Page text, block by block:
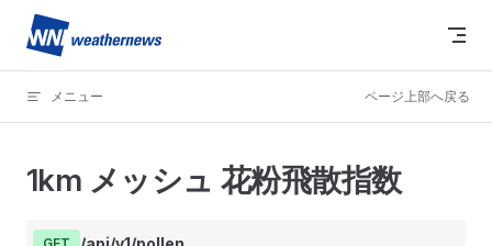
Skip to content
メニュー ページ上部へ戻る
1km メッシュ 花粉飛散指数